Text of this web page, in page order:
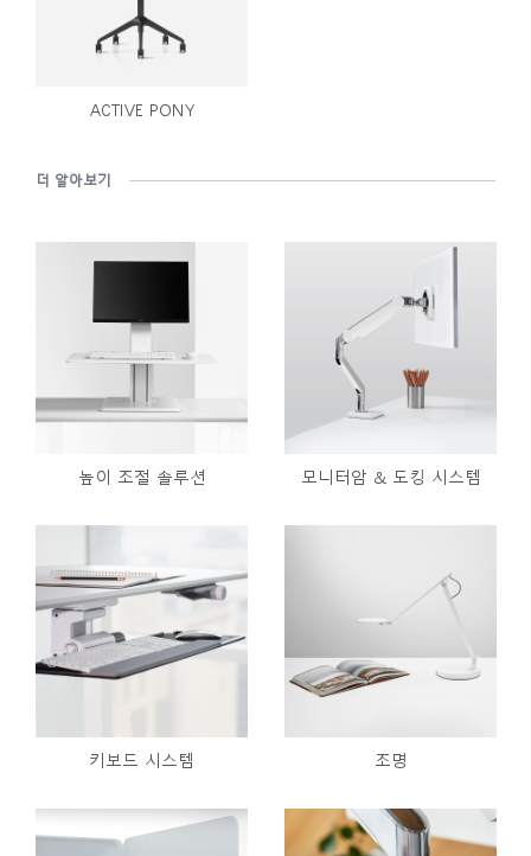
ACTIVE PONY
더 알아보기
높이 조절 솔루션 모니터암 & 도킹 시스템
키보드 시스템 조명